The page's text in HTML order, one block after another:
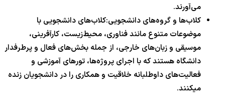
می‌آورند.
کلاب‌ها و گروه‌های دانشجویی:کلاب‌های دانشجویی با
موضوعات متنوع مانند فناوری، محیط‌زیست، کارآفرینی،
موسیقی و زبان‌های خارجی، از جمله بخش‌های فعال و پرطرفدار
دانشگاه هستند که با اجرای پروژه‌ها، تورهای آموزشی و
فعالیت‌های داوطلبانه خلاقیت و همکاری را در دانشجویان زنده
میکنند.